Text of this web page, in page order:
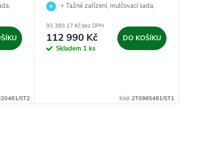
ST2
+ Tažné zařízení, mulčovací sada,
dárek.
93 380,17 Kč bez DPH
112 990 Kč
Skladem 1 ks
DO KOŠÍKU
Kód: 2T0985481/ST1